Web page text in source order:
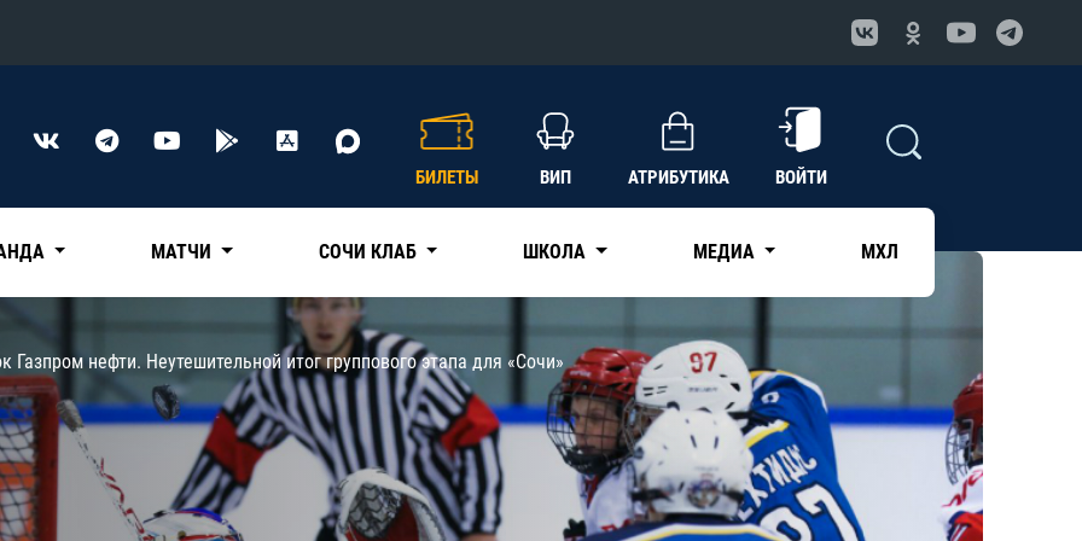
Конференция «Восток»
Трактор
Дивизион Чернышева
Авангард
Адмирал
КХЛ
БИЛЕТЫ ВИП АТРИБУТИКА ВОЙТИ
МАТЧИ СОЧИ КЛАБ ШКОЛА МЕДИА МХЛ
Газпром нефти. Неутешительной итог группового этапа для «Сочи»